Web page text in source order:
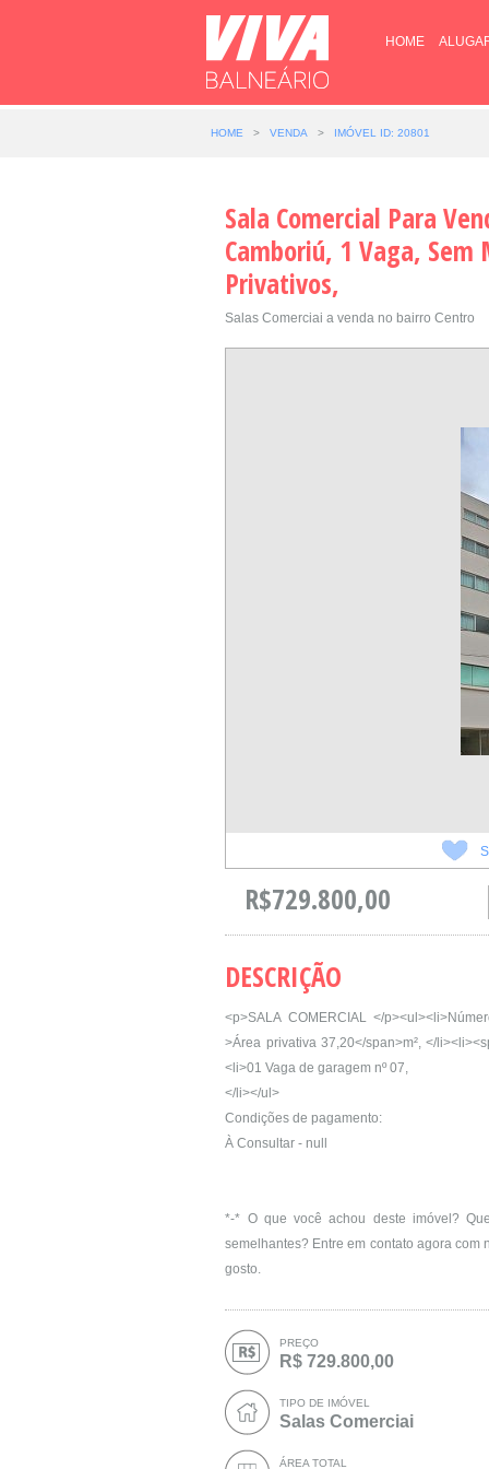
HOME
HOME > VENDA > IMÓVEL ID: 20801
Sala Comercial Para
Camboriú, 1 Vaga,
Privativos,
Salas Comerciai a venda no bairro Centro
R$729.800,00
DESCRIÇÃO
<p>SALA COMERCIAL </
>Área privativa 37,20</span>m², </
<li>01 Vaga de garagem nº 07,
</li></ul>
Condições de pagamento:
À Consultar - null
*-* O que você achou deste imóvel?
semelhantes? Entre em contato agora com
gosto.
PREÇO
R$ 729.800,00
TIPO DE IMÓVEL
Salas Comerciai
ÁREA TOTAL